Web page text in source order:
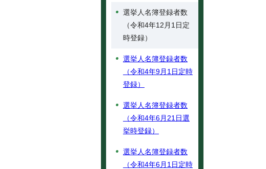
選挙人名簿登録者数
（令和4年12月1日定
時登録）
選挙人名簿登録者数
（令和4年9月1日定時
登録）
選挙人名簿登録者数
（令和4年6月21日選
挙時登録）
選挙人名簿登録者数
（令和4年6月1日定時